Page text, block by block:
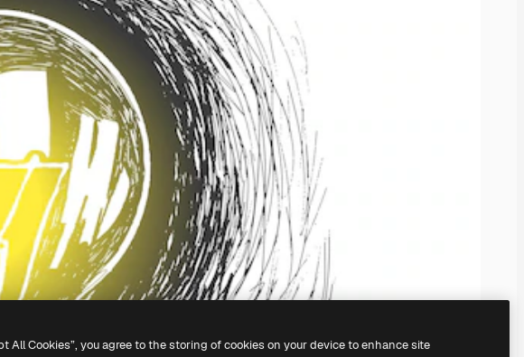
All Cookies”, you agree to the storing of cookies on your device to enhance site